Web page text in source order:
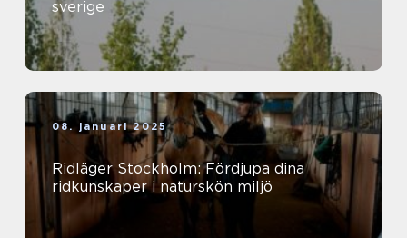
sverige
08. januari 2025
Ridläger Stockholm: Fördjupa dina
ridkunskaper i naturskön miljö